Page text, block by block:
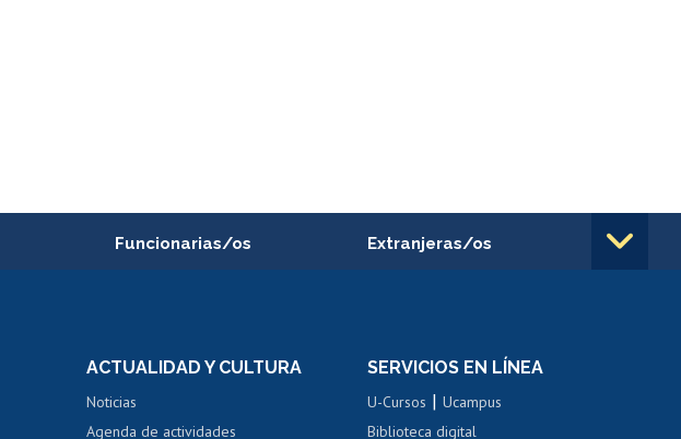
Funcionarias/os
Portal de movilidad interna
Certificado de renta
Certificado de renta
Extranjeras/os
Cursos de español
ACTUALIDAD Y CULTURA
Noticias
Agenda de actividades
SERVICIOS EN LÍNEA
U-Cursos |Ucampus
Biblioteca digital